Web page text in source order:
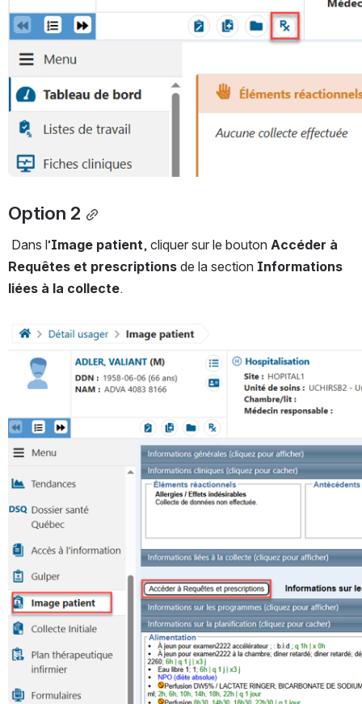
Option 2
Dans l’Image patient, cliquer sur le bouton Accéder à
Requêtes et prescriptions de la section Informations
liées à la collecte.
Ouvrir